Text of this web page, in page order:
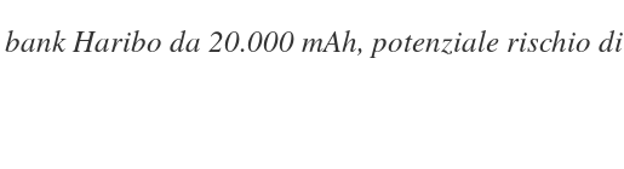
Haribo da 20.000 mAh, potenziale rischio di